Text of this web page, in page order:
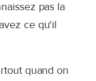
pas la
ce qu'il
quand on